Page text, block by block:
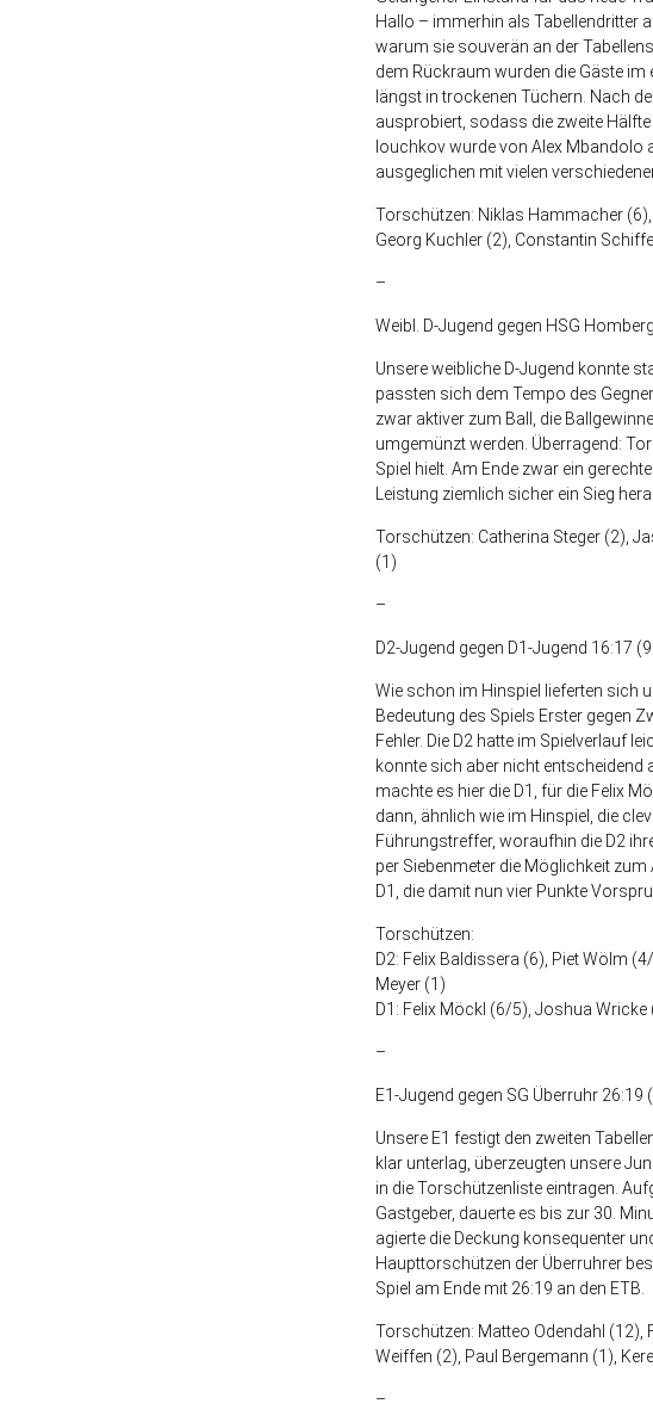
Hallo – immerhin als Tabellendritter
warum sie souverän an der
dem Rückraum wurden die Gäste
längst in trockenen Tüchern. Nach
ausprobiert, sodass die zweite
Iouchkov wurde von Alex Mbandolo
ausgeglichen mit vielen
Torschützen: Niklas Hammacher
Georg Kuchler (2), Constantin
–
Weibl. D-Jugend gegen HSG
Unsere weibliche D-Jugend konnte
passten sich dem Tempo des
zwar aktiver zum Ball, die
umgemünzt werden. Überragend:
Spiel hielt. Am Ende zwar ein
Leistung ziemlich sicher ein Sieg
Torschützen: Catherina Steger (2),
(1)
–
D2-Jugend gegen D1-Jugend 16:17
Wie schon im Hinspiel lieferten sich
Bedeutung des Spiels Erster gegen
Fehler. Die D2 hatte im Spielverlauf
konnte sich aber nicht entscheidend
machte es hier die D1, für die Felix
dann, ähnlich wie im Hinspiel, die
Führungstreffer, woraufhin die D2
per Siebenmeter die Möglichkeit
D1, die damit nun vier Punkte
Torschützen:
D2: Felix Baldissera (6), Piet Wölm
Meyer (1)
D1: Felix Möckl (6/5), Joshua
–
E1-Jugend gegen SG Überruhr 26:19
Unsere E1 festigt den zweiten
klar unterlag, überzeugten unsere
in die Torschützenliste eintragen.
Gastgeber, dauerte es bis zur 30.
agierte die Deckung konsequenter
Haupttorschützen der Überruhrer
Spiel am Ende mit 26:19 an den ETB.
Torschützen: Matteo Odendahl (12),
Weiffen (2), Paul Bergemann (1),
–